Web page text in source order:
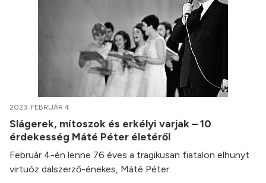
2023. FEBRUÁR 4.
Slágerek, mítoszok és erkélyi varjak – 10
érdekesség Máté Péter életéről
Február 4-én lenne 76 éves a tragikusan fiatalon elhunyt
virtuóz dalszerző-énekes, Máté Péter.